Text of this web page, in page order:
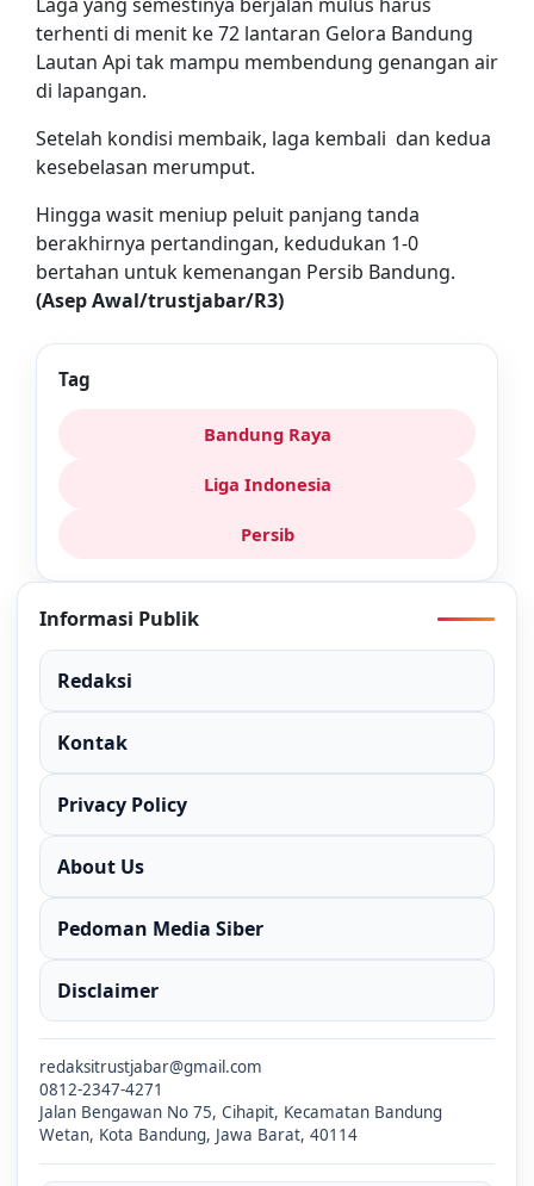
terhenti di menit ke 72 lantaran Gelora Bandung
Lautan Api tak mampu membendung genangan air
di lapangan.
Setelah kondisi membaik, laga kembali dan kedua
kesebelasan merumput.
Hingga wasit meniup peluit panjang tanda
berakhirnya pertandingan, kedudukan 1-0
bertahan untuk kemenangan Persib Bandung.
(Asep Awal/trustjabar/R3)
Tag
Bandung Raya
Liga Indonesia
Persib
Informasi Publik
Redaksi
Kontak
Privacy Policy
About Us
Pedoman Media Siber
Disclaimer
redaksitrustjabar@gmail.com
0812-2347-4271
Jalan Bengawan No 75, Cihapit, Kecamatan Bandung
Wetan, Kota Bandung, Jawa Barat, 40114